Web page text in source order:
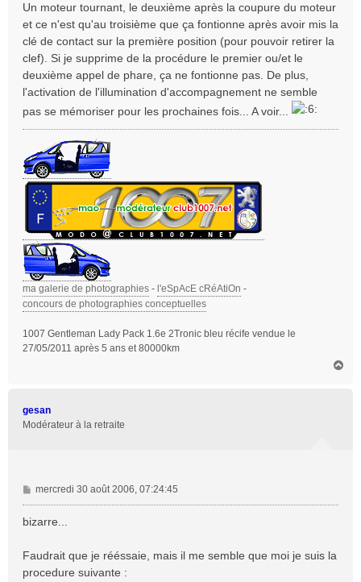
e
Un moteur tournant, le deuxième après la coupure du moteur
et ce n'est qu'au troisième que ça fontionne après avoir mis la
clé de contact sur la première position (pour pouvoir retirer la
clef). Si je supprime de la procédure le premier ou/et le
deuxième appel de phare, ça ne fontionne pas. De plus,
l'activation de l'illumination d'accompagnement ne semble
pas se mémoriser pour les prochaines fois... A voir...
ma galerie de photographies - l'eSpAcE cRéAtiOn -
concours de photographies conceptuelles
1007 Gentleman Lady Pack 1.6e 2Tronic bleu récife vendue le
27/05/2011 après 5 ans et 80000km
gesan
Modérateur à la retraite
M
e
s
g
e
mercredi 30 août 2006, 07:24:45
bizarre...
Faudrait que je rééssaie, mais il me semble que moi je suis la
procedure suivante :